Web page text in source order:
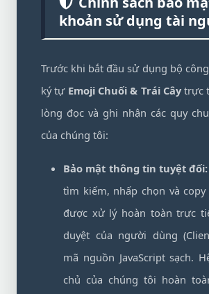
khoản sử dụng tài
Trước khi bắt đầu sử dụng bộ
ký tự Emoji Chuối & Trái Câytrực
lòng đọc và ghi nhận các quy
của chúng tôi:
Bảo mật thông tin tuyệt đối:
tìm kiếm, nhấp chọn và copy
được xử lý hoàn toàn trực
duyệt của người dùng
mã nguồn JavaScript sạch.
chủ của chúng tôi hoàn